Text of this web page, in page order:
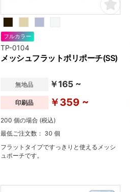
フルカラー
TP-0104
メッシュフラットポリポーチ(SS)
無地品 ￥165 ~
印刷品 ￥359 ~
200 個の場合 (税込)
最低ご注文数： 30 個
フラットタイプですっきりと使えるメッシ
ュポーチです。